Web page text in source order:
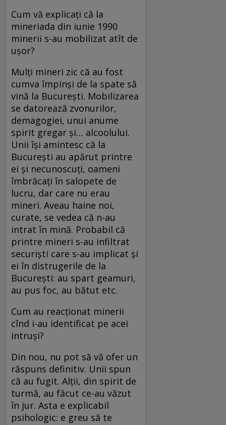
Cum vă explicaţi că la
mineriada din iunie 1990
minerii s-au mobilizat atît de
uşor?
Mulţi mineri zic că au fost
cumva împinşi de la spate să
vină la Bucureşti. Mobilizarea
se datorează zvonurilor,
demagogiei, unui anume
spirit gregar şi… alcoolului.
Unii îşi amintesc că la
Bucureşti au apărut printre
ei şi necunoscuţi, oameni
îmbrăcaţi în salopete de
lucru, dar care nu erau
mineri. Aveau haine noi,
curate, se vedea că n-au
intrat în mină. Probabil că
printre mineri s-au infiltrat
securişti care s-au implicat şi
ei în distrugerile de la
Bucureşti: au spart geamuri,
au pus foc, au bătut etc.
Cum au reacţionat minerii
cînd i-au identificat pe acei
intruşi?
Din nou, nu pot să vă ofer un
răspuns definitiv. Unii spun
că au fugit. Alţii, din spirit de
turmă, au făcut ce-au văzut
în jur. Asta e explicabil
psihologic: e greu să te